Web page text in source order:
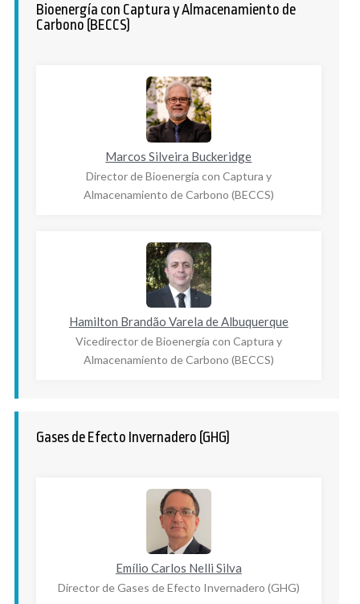
Bioenergía con Captura y Almacenamiento de
Carbono (BECCS)
Marcos Silveira Buckeridge
Director de Bioenergía con Captura y
Almacenamiento de Carbono (BECCS)
Hamilton Brandão Varela de Albuquerque
Vicedirector de Bioenergía con Captura y
Almacenamiento de Carbono (BECCS)
Gases de Efecto Invernadero (GHG)
Emílio Carlos Nelli Silva
Director de Gases de Efecto Invernadero (GHG)